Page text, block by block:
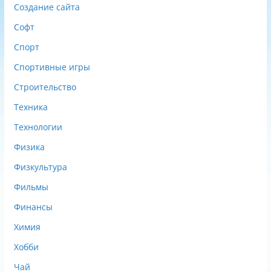
Создание сайта
Софт
Спорт
Спортивные игры
Строительство
Техника
Технологии
Физика
Физкультура
Фильмы
Финансы
Химия
Хобби
Чай